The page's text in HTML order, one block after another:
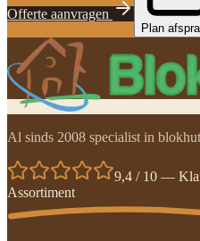
Offerte aanvragen
Plan
Al sinds 2008 specialist in
9,4 / 10 —
Assortiment